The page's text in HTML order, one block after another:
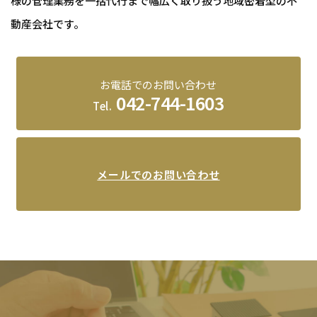
動産会社です。
お電話でのお問い合わせ
Tel. 042-744-1603
メールでのお問い合わせ